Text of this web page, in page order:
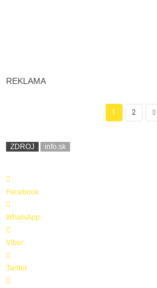
REKLAMA
1 2
ZDROJ info.sk
Facebook
WhatsApp
Viber
Twitter